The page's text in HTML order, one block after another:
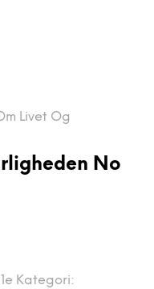
Livet Og
No
Kategori: